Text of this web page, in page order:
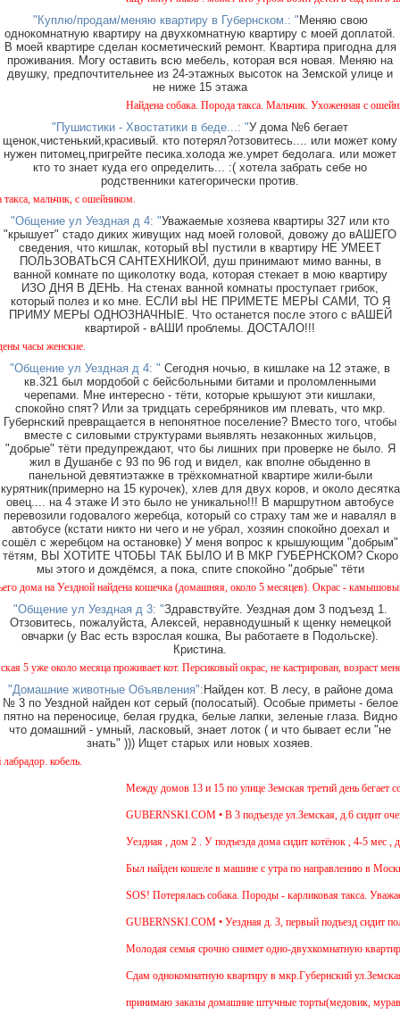
"Куплю/продам/меняю квартиру в Губернском.: " Меняю свою
однокомнатную квартиру на двухкомнатную квартиру с моей доплатой.
В моей квартире сделан косметический ремонт. Квартира пригодна для
проживания. Могу оставить всю мебель, которая вся новая. Меняю на
двушку, предпочтительнее из 24-этажных высоток на Земской улице и
не ниже 15 этажа
Найдена собака. Порода такса. Мальчик. Ухоженная с
"Пушистики - Хвостатики в беде...: "У дома №6 бегает
щенок,чистенький,красивый. кто потерял?отзовитесь.... или может кому
нужен питомец,пригрейте песика.холода же.умрет бедолага. или может
кто то знает куда его определить... :( хотела забрать себе но
родственники категорически против.
с ошейником.
"Общение ул Уездная д 4: "Уважаемые хозяева квартиры 327 или кто
"крышует" стадо диких живущих над моей головой, довожу до вАШЕГО
сведения, что кишлак, который вЫ пустили в квартиру НЕ УМЕЕТ
ПОЛЬЗОВАТЬСЯ САНТЕХНИКОЙ, душ принимают мимо ванны, в
ванной комнате по щиколотку вода, которая стекает в мою квартиру
ИЗО ДНЯ В ДЕНЬ. На стенах ванной комнаты проступает грибок,
который полез и ко мне. ЕСЛИ вЫ НЕ ПРИМЕТЕ МЕРЫ САМИ, ТО Я
ПРИМУ МЕРЫ ОДНОЗНАЧНЫЕ. Что останется после этого с вАШЕЙ
квартирой - вАШИ проблемы. ДОСТАЛО!!!
женские.
"Общение ул Уездная д 4: " Сегодня ночью, в кишлаке на 12 этаже, в
кв.321 был мордобой с бейсбольными битами и проломленными
черепами. Мне интересно - тёти, которые крышуют эти кишлаки,
спокойно спят? Или за тридцать серебряников им плевать, что мкр.
Губернский превращается в непонятное поселение? Вместо того, чтобы
вместе с силовыми структурами выявлять незаконных жильцов,
"добрые" тёти предупреждают, что бы лишних при проверке не было. Я
жил в Душанбе с 93 по 96 год и видел, как вполне обыденно в
панельной девятиэтажке в трёхкомнатной квартире жили-были
курятник(примерно на 15 курочек), хлев для двух коров, и около десятка
овец.... на 4 этаже И это было не уникально!!! В маршрутном автобусе
перевозили годовалого жеребца, который со страху там же и навалял в
автобусе (кстати никто ни чего и не убрал, хозяин спокойно доехал и
сошёл с жеребцом на остановке) У меня вопрос к крышующим "добрым"
тётям, ВЫ ХОТИТЕ ЧТОБЫ ТАК БЫЛО И В МКР ГУБЕРНСКОМ? Скоро
мы этого и дождёмся, а пока, спите спокойно "добрые" тёти
Уездной найдена кошечка (домашняя, около 5 месяцев). Окрас - камышовый, на
"Общение ул Уездная д 3: "Здравствуйте. Уездная дом 3 подъезд 1.
Отзовитесь, пожалуйста, Алексей, неравнодушный к щенку немецкой
овчарки (у Вас есть взрослая кошка, Вы работаете в Подольске).
Кристина.
около месяца проживает кот. Персиковый окрас, не кастрирован, возраст менее
"Домашние животные Объявления": Найден кот. В лесу, в районе дома
№ 3 по Уездной найден кот серый (полосатый). Особые приметы - белое
пятно на переносице, белая грудка, белые лапки, зеленые глаза. Видно
что домашний - умный, ласковый, знает лоток ( и что бывает если "не
знать" ))) Ищет старых или новых хозяев.
кобель.
Между домов 13 и 15 по улице Земская третий день бегает
GUBERNSKI.COM • В 3 подъезде ул.Земская, д.6 сидит
Уездная , дом 2 . У подъезда дома сидит котёнок , 4-5 мес ,
Был найден кошеле в машине с утра по направлению в
SOS! Потерялась собака. Породы - карликовая такса.
GUBERNSKI.COM • Уездная д. 3, первый подъезд сидит
Молодая семья срочно снимет одно-двухкомнатную квартиру
Cдам однокомнатную квартиру в мкр.Губернский ул.Земская.
принимаю заказы домашние штучные торты(медовик,